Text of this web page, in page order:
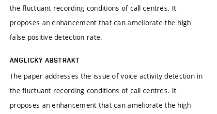
the fluctuant recording conditions of call centres. It
proposes an enhancement that can ameliorate the high
false positive detection rate.
ANGLICKÝ ABSTRAKT
The paper addresses the issue of voice activity detection in
the fluctuant recording conditions of call centres. It
proposes an enhancement that can ameliorate the high